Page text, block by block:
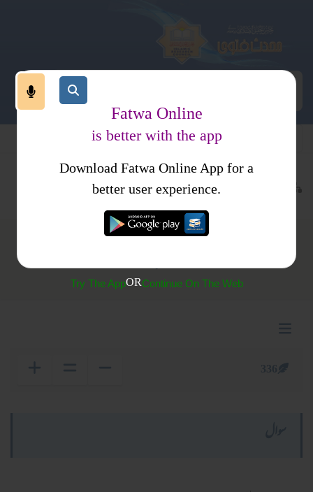
نماز متفرقات
وتر باجماعت پڑھنے کا ثواب
Fatwa Online
is better with the app
Download Fatwa Online App for a
better user experience.
Try The AppORContinue On The Web